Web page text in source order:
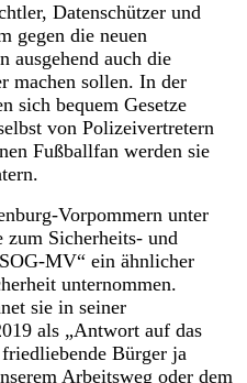
Datenschützer und
gegen die neuen
ausgehend auch die
machen sollen. In der
sich bequem Gesetze
von Polizeivertretern
Fußballfan werden sie
Vorpommern unter
zum Sicherheits- und
MV“ ein ähnlicher
unternommen.
sie in seiner
als „Antwort auf das
Bürger ja
Arbeitsweg oder dem